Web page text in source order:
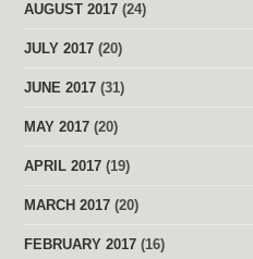
AUGUST 2017 (24)
JULY 2017 (20)
JUNE 2017 (31)
MAY 2017 (20)
APRIL 2017 (19)
MARCH 2017 (20)
FEBRUARY 2017 (16)